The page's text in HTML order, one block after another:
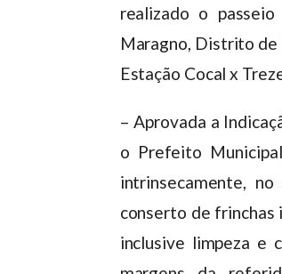
realizado o
Maragno, Distrito
Estação Cocal x
– Aprovada a
o Prefeito
intrinsecamente,
conserto de frinchas
inclusive limpeza e